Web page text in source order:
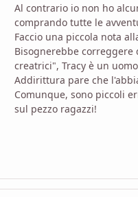
Al contrario io non ho
comprando tutte le
Faccio una piccola nota
Bisognerebbe
creatrici", Tracy è un
Addirittura pare che
Comunque, sono piccoli
sul pezzo ragazzi!